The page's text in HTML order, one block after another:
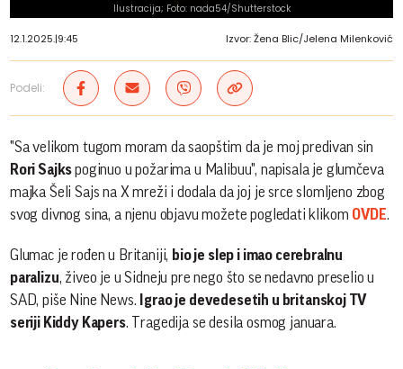
Ilustracija; Foto: nada54/Shutterstock
12.1.2025.|9:45 Izvor: Žena Blic/Jelena Milenković
Podeli:
"Sa velikom tugom moram da saopštim da je moj predivan sin
Rori Sajkspoginuo u požarima u Malibuu", napisala je glumčeva
majka Šeli Sajs na X mreži i dodala da joj je srce slomljeno zbog
svog divnog sina, a njenu objavu možete pogledati klikom OVDE.
Glumac je rođen u Britaniji, bio je slep i imao cerebralnu
paralizu, živeo je u Sidneju pre nego što se nedavno preselio u
SAD, piše Nine News. Igrao je devedesetih u britanskoj TV
seriji Kiddy Kapers. Tragedija se desila osmog januara.